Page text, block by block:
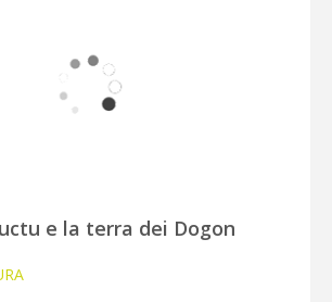
e la terra dei Dogon